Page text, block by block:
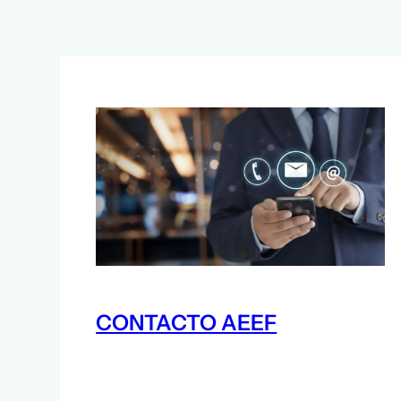
CONTACTO AEEF